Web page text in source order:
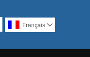
Français 